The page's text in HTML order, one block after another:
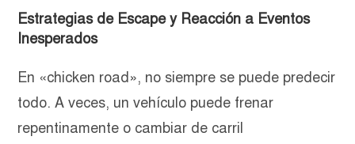
Estrategias de Escape y Reacción a Eventos
Inesperados
En «chicken road», no siempre se puede predecir
todo. A veces, un vehículo puede frenar
repentinamente o cambiar de carril